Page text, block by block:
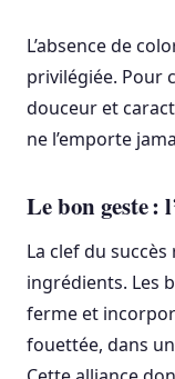
L’absence de
privilégiée. Pour
douceur et
ne l’emporte
Le bon geste :
La clef du succès
ingrédients. Les
ferme et
fouettée, dans